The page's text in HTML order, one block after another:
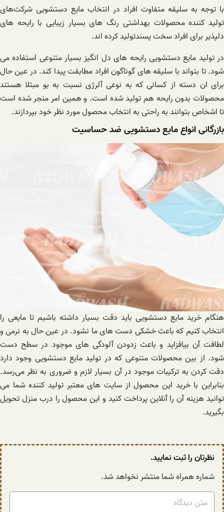
با توجه به سلیقه متفاوت افراد در انتخاب مایع دستشویی شرکت‌های
تولید کننده محصولات بهداشتی رنگ های بسیار زیبایی با رایحه های
دلپذیر برای افراد سخت پسندتولید کرده اند.
در تولید مایع دستشویی رایحه های دل انگیز بسیار متنوعی استفاده می
شود. تا بتواند با سلیقه های گوناگون افراد مطابقت پیدا کند. در عین حال
برای ان دسته از کسانی‌ که به نوعی آلرژی نسبت به بو مبتلا هستند
محصولات بدون رایحه هم تولید شده است. و همین امر منجر شده است
تا اشخاص بتوانند به راحتی به انتخاب محصول مورد نظر خود بپردازند.
بازرگانی انواع مایع دستشویی ضد حساسیت
هنگام خرید مایع دستشویی باید دقت بسیار داشته باشیم تا مایعی را
انتخاب کنیم که باعث خشکی دست های ما نشود. در عین حال به نرمی و
لطافت آن بیافزاید و باعث زدودن آلودگی های موجود در سطح دست
شود. از بین محصولات متنوعی که در تولید مایع دستشویی وجود دارد
دقت کردن به ترکیبات موجود در آن بسیار لازم و ضروری به نظر می‌رسد.
بنابراين با خرید این محصول از سایت های معتبر تولید کننده شما می
توانید هزینه آن را آنلاین پرداخت کنید و این محصول را درب منزل تحویل
بگیرید.
نظرتان را ثبت نمایید.
شماره همراه شما منتشر نخواهد شد.